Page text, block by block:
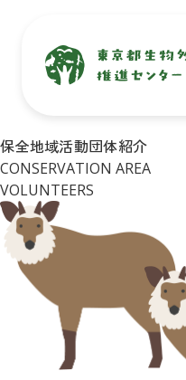
生物多
様性と
は
性保全の
取組
クション
企業・学
校の皆さ
んができ
保全地域
で活動し
ている皆
ト一覧
イベン
トレポ
ート
東京の
自然マ
ップ
保全地域活動団体紹介
CONSERVATION AREA
VOLUNTEERS